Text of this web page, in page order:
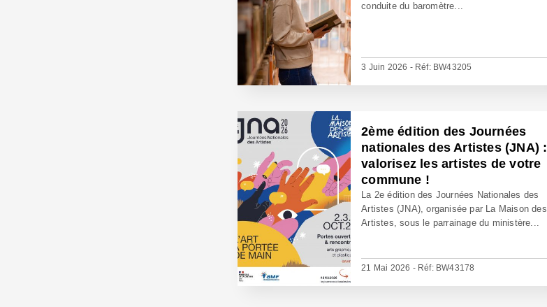
conduite du baromètre...
3 Juin 2026 - Réf: BW43205
2ème édition des Journées
nationales des Artistes (JNA) :
valorisez les artistes de votre
commune !
La 2e édition des Journées Nationales des
Artistes (JNA), organisée par La Maison des
Artistes, sous le parrainage du ministère...
21 Mai 2026 - Réf: BW43178